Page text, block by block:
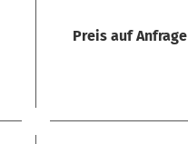
Preis auf Anfrage